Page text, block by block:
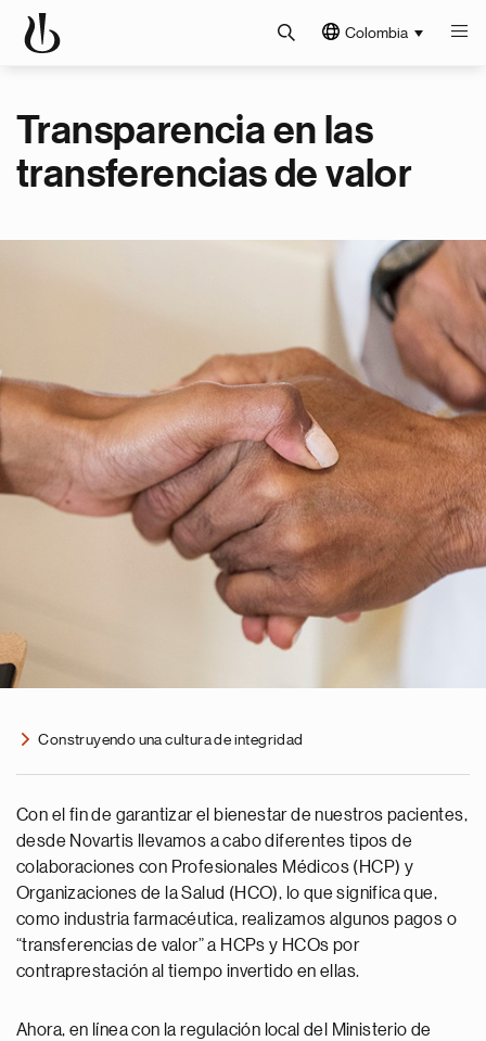
Colombia
Transparencia en las
transferencias de valor
Construyendo una cultura de integridad
Con el fin de garantizar el bienestar de nuestros pacientes,
desde Novartis llevamos a cabo diferentes tipos de
colaboraciones con Profesionales Médicos (HCP) y
Organizaciones de la Salud (HCO), lo que significa que,
como industria farmacéutica, realizamos algunos pagos o
“transferencias de valor” a HCPs y HCOs por
contraprestación al tiempo invertido en ellas.
Ahora, en línea con la regulación local del Ministerio de